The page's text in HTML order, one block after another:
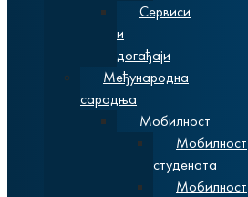
Сервиси
и
догађаји
Међународна
сарадња
Мобилност
Мобилност
студената
Мобилност